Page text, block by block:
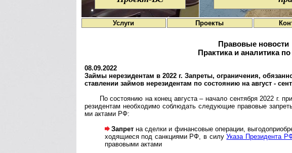
Услуги Проекты
Правовые новости
Практика и аналитика
08.09.2022
Займы нерезидентам в 2022 г. Запреты, ограничения,
став­ле­нии зай­мов не­ре­зи­ден­там по со­сто­я­нию на ав­густ -
По состоянию на конец августа – начало сентября 2022 г.
ре­зи­ден­там необхо­димо соблю­дать следу­ющие право­вые
ми актами РФ:
Запретна сделки и финансовые операции,
хо­дя­щи­еся под санк­циями РФ, в силуУказа Прези­дента
пра­во­вы­ми актами